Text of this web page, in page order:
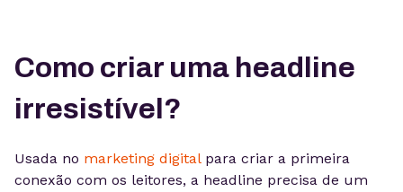
Como criar uma headline
irresistível?
Usada no marketing digitalpara criar a primeira
conexão com os leitores, a headline precisa de um